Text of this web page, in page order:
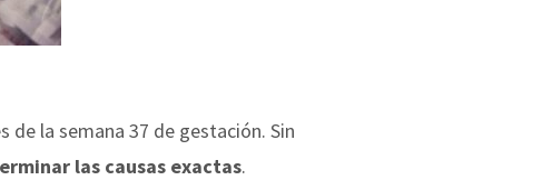
la semana 37 de gestación. Sin
las causas exactas.